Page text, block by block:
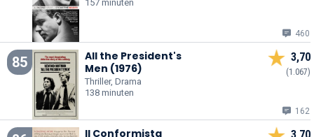
157 minuten
460
85
All the President's
Men (1976)
Thriller, Drama
138 minuten
3,70
(1.067)
162
Il Conformista